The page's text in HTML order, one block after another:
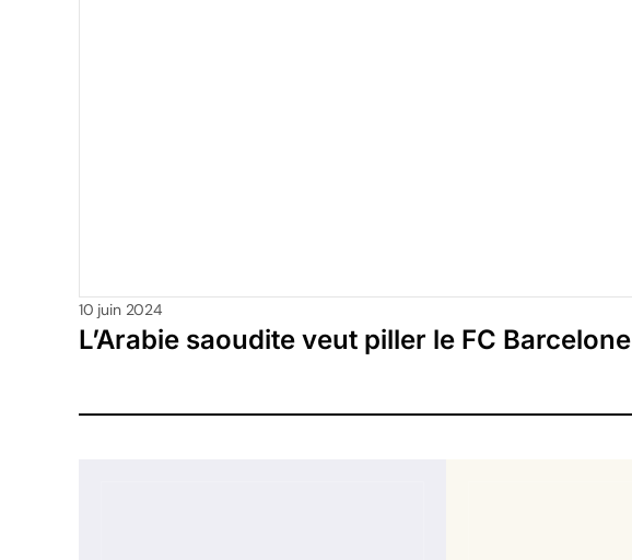
10 juin 2024
L’Arabie saoudite veut piller le FC Barcelone